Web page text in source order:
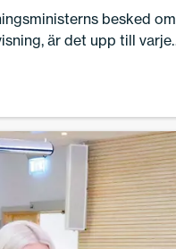
besked om
är det upp till varje
i Umeå.